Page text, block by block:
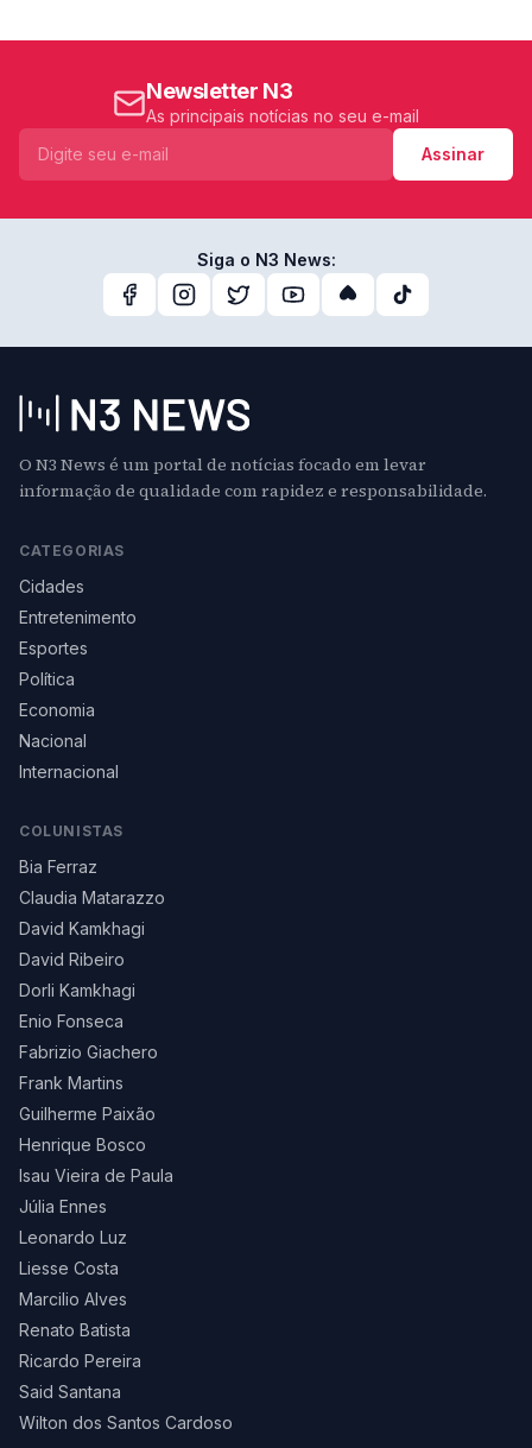
Newsletter N3
As principais notícias no seu e-mail
Assinar
Siga o N3 News:
O N3 News é um portal de notícias focado em levar
informação de qualidade com rapidez e responsabilidade.
CATEGORIAS
Cidades
Entretenimento
Esportes
Política
Economia
Nacional
Internacional
COLUNISTAS
Bia Ferraz
Claudia Matarazzo
David Kamkhagi
David Ribeiro
Dorli Kamkhagi
Enio Fonseca
Fabrizio Giachero
Frank Martins
Guilherme Paixão
Henrique Bosco
Isau Vieira de Paula
Júlia Ennes
Leonardo Luz
Liesse Costa
Marcilio Alves
Renato Batista
Ricardo Pereira
Said Santana
Wilton dos Santos Cardoso